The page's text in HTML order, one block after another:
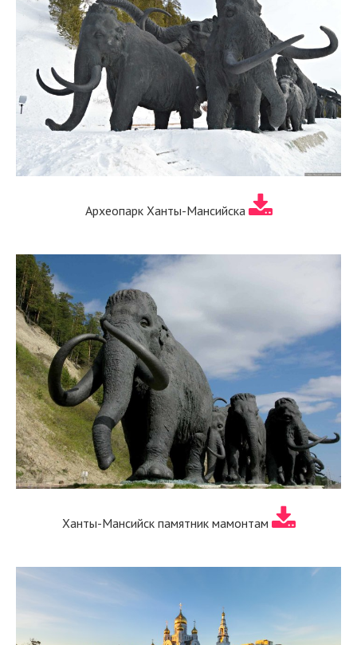
Археопарк Ханты-Мансийска
Ханты-Мансийск памятник мамонтам